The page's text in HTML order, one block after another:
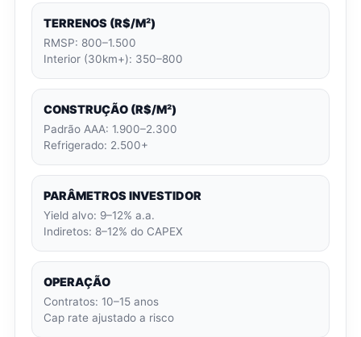
TERRENOS (R$/M²)
RMSP: 800–1.500
Interior (30km+): 350–800
CONSTRUÇÃO (R$/M²)
Padrão AAA: 1.900–2.300
Refrigerado: 2.500+
PARÂMETROS INVESTIDOR
Yield alvo: 9–12% a.a.
Indiretos: 8–12% do CAPEX
OPERAÇÃO
Contratos: 10–15 anos
Cap rate ajustado a risco